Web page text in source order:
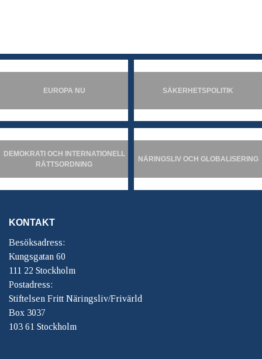
EUROPA NU SÄKERHETSPOLITIK
DEMOKRATI OCH INTERNATIONELL
RÄTTSORDNING
NÄRINGSLIV OCH GLOBALISERING
KONTAKT
Besöksadress:
Kungsgatan 60
111 22 Stockholm
Postadress:
Stiftelsen Fritt Näringsliv/Frivärld
Box 3037
103 61 Stockholm